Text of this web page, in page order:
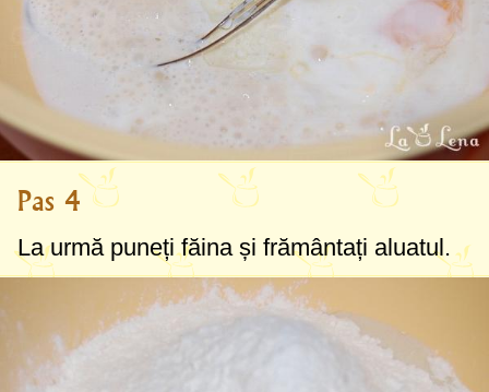
Pas 4
La urmă puneți făina și frământați aluatul.